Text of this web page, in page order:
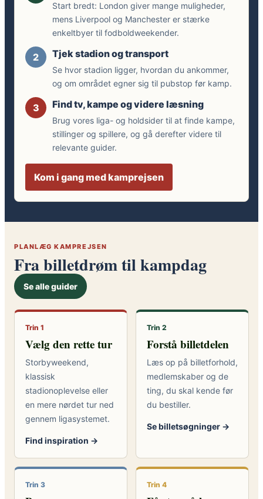
Start bredt: London giver mange muligheder,
mens Liverpool og Manchester er stærke
enkeltbyer til fodboldweekender.
2 Tjek stadion og transport
Se hvor stadion ligger, hvordan du ankommer,
og om området egner sig til pubstop før kamp.
3 Find tv, kampe og videre læsning
Brug vores liga- og holdsider til at finde kampe,
stillinger og spillere, og gå derefter videre til
relevante guider.
Kom i gang med kamprejsen
PLANLÆG KAMPREJSEN
Fra billetdrøm til kampdag
Se alle guider
Trin 1
Vælg den rette tur
Storbyweekend,
klassisk
stadionoplevelse eller
en mere nørdet tur ned
gennem ligasystemet.
Find inspiration →
Trin 2
Forstå billetdelen
Læs op på billetforhold,
medlemskaber og de
ting, du skal kende før
du bestiller.
Se billetsøgninger →
Trin 3 Trin 4